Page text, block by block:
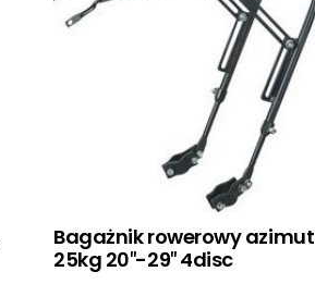
Bagażnik rowerowy azimut
25kg 20″-29″ 4disc